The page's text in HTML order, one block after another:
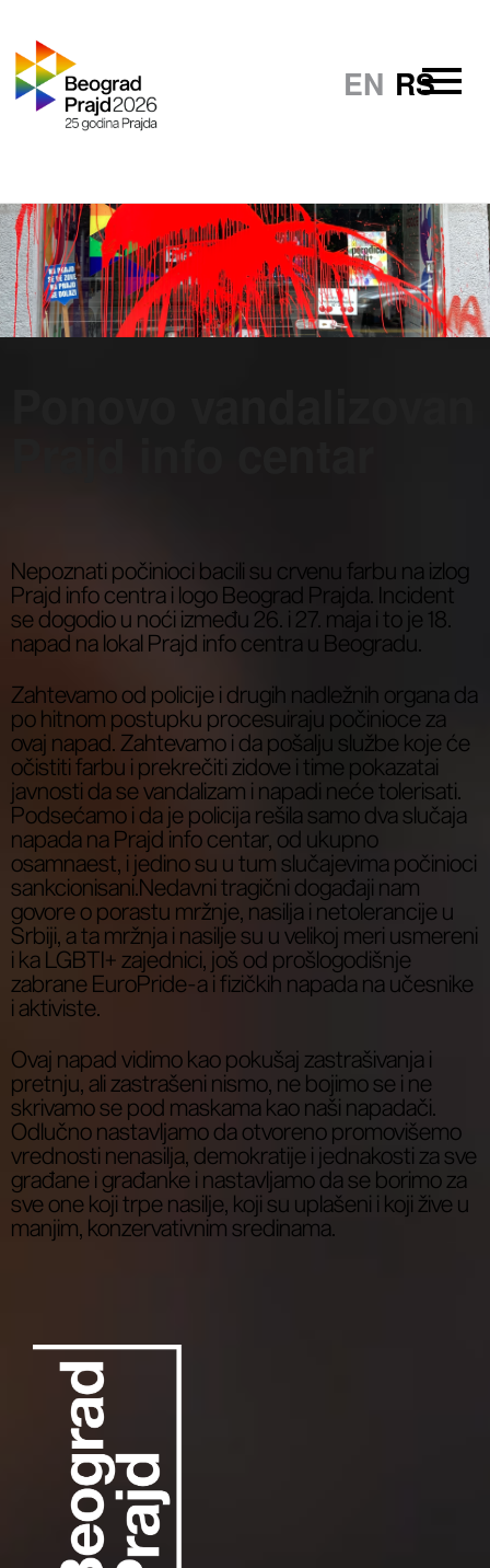
EN RS
Nepoznati počinioci bacili su crvenu farbu na izlog
Prajd info centra i logo Beograd Prajda. Incident
se dogodio u noći između 26. i 27. maja i to je 18.
napad na lokal Prajd info centra u Beogradu.
Zahtevamo od policije i drugih nadležnih organa da
po hitnom postupku procesuiraju počinioce za
ovaj napad. Zahtevamo i da pošalju službe koje će
očistiti farbu i prekrečiti zidove i time pokazatai
javnosti da se vandalizam i napadi neće tolerisati.
Podsećamo i da je policija rešila samo dva slučaja
napada na Prajd info centar, od ukupno
osamnaest, i jedino su u tum slučajevima počinioci
sankcionisani.Nedavni tragični događaji nam
govore o porastu mržnje, nasilja i netolerancije u
Srbiji, a ta mržnja i nasilje su u velikoj meri usmereni
i ka LGBTI+ zajednici, još od prošlogodišnje
zabrane EuroPride-a i fizičkih napada na učesnike
i aktiviste.
Ovaj napad vidimo kao pokušaj zastrašivanja i
pretnju, ali zastrašeni nismo, ne bojimo se i ne
skrivamo se pod maskama kao naši napadači.
Odlučno nastavljamo da otvoreno promovišemo
vrednosti nenasilja, demokratije i jednakosti za sve
građane i građanke i nastavljamo da se borimo za
sve one koji trpe nasilje, koji su uplašeni i koji žive u
manjim, konzervativnim sredinama.